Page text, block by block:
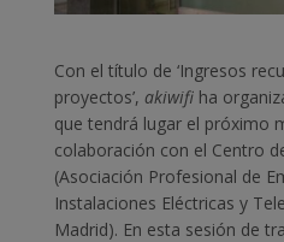
Con el título de ‘Ingresos
proyectos’, akiwifiha
que tendrá lugar el próximo
colaboración con el Centro
(Asociación Profesional de
Instalaciones Eléctricas y
Madrid). En esta sesión de